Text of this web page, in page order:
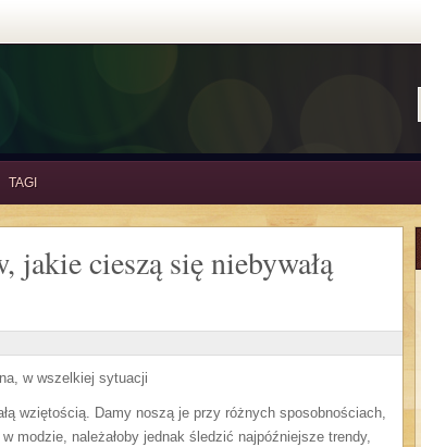
TAGI
cieszą się niebywałą
w wszelkiej sytuacji
wziętością. Damy noszą je przy różnych sposobnościach,
modzie, należałoby jednak śledzić najpóźniejsze trendy,